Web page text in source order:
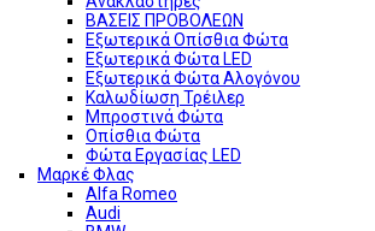
ΒΑΣΕΙΣ ΠΡΟΒΟΛΕΩΝ
Εξωτερικά Οπίσθια Φώτα
Εξωτερικά Φώτα LED
Εξωτερικά Φώτα Αλογόνου
Καλωδίωση Τρέιλερ
Μπροστινά Φώτα
Οπίσθια Φώτα
Φώτα Εργασίας LED
Μαρκέ Φλας
Alfa Romeo
Audi